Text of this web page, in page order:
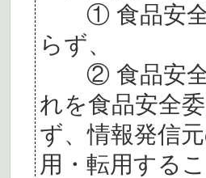
① 食品安全
らず、
② 食品安全
れを食品安全
ず、情報発信
用・転用するこ